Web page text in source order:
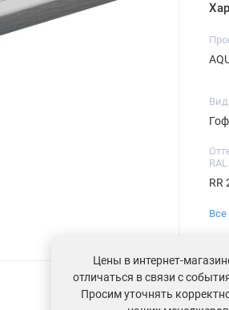
Вид
RR
Все
Цены в интернет-
отличаться в связи с
Просим уточнять